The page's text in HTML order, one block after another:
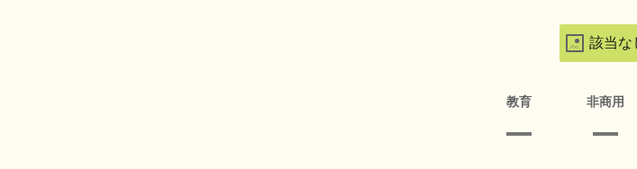
該当な
教育 非商用